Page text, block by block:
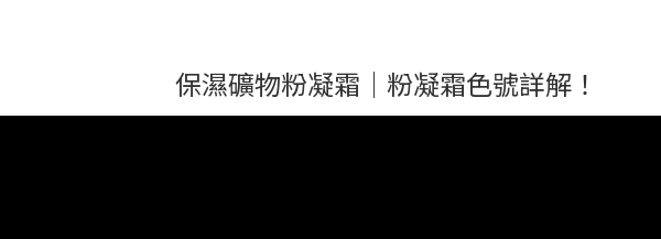
保濕礦物粉凝霜｜粉凝霜色號詳解！